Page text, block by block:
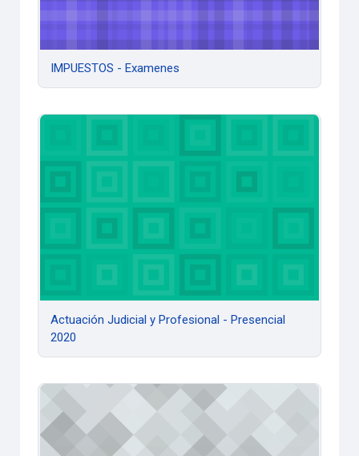
IMPUESTOS - Examenes
Actuación Judicial y Profesional - Presencial
2020
Actuación Judicial y Profesional - VIRTUAL 2020